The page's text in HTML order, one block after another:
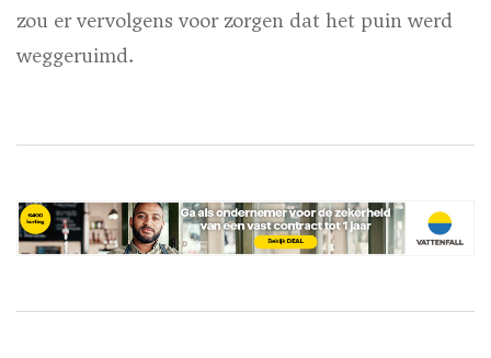
zou er vervolgens voor zorgen dat het puin werd
weggeruimd.